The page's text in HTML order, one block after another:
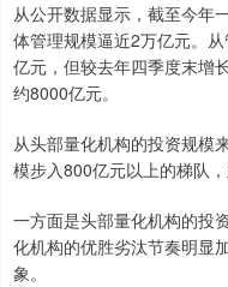
从公开数据显示，截至今年
体管理规模逼近2万亿元。
亿元，但较去年四季度末增
约8000亿元。
从头部量化机构的投资规模
模步入800亿元以上的梯队
一方面是头部量化机构的投
化机构的优胜劣汰节奏明显
象。